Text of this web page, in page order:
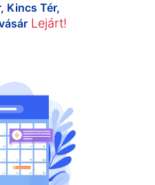
Kincs Tér,
Lejárt!